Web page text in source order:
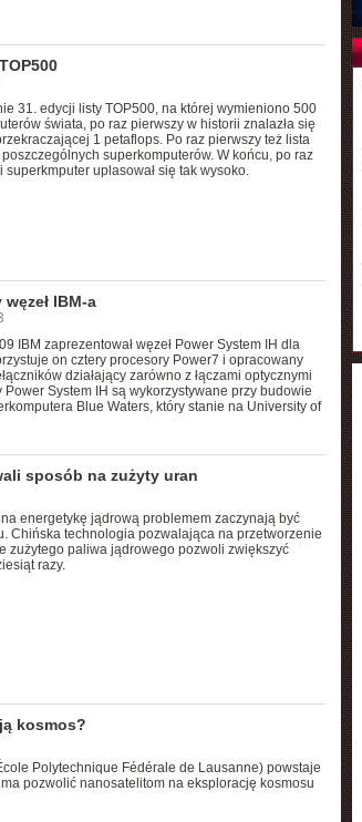
31. edycji listy TOP500, na której wymieniono 500
świata, po raz pierwszy w historii znalazła się
1 petaflops. Po raz pierwszy też lista
superkomputerów. W końcu, po raz
uplasował się tak wysoko.
IBM-a
IBM zaprezentował węzeł Power System IH dla
on cztery procesory Power7 i opracowany
działający zarówno z łączami optycznymi
Power System IH są wykorzystywane przy budowie
Blue Waters, który stanie na University of
sposób na zużyty uran
energetykę jądrową problemem zaczynają być
Chińska technologia pozwalająca na przetworzenie
zużytego paliwa jądrowego pozwoli zwiększyć
razy.
kosmos?
Polytechnique Fédérale de Lausanne) powstaje
pozwolić nanosatelitom na eksplorację kosmosu